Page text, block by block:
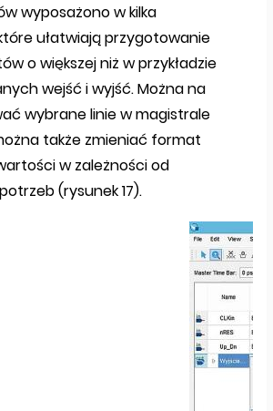
wyposażono w kilka
ułatwiają przygotowanie
o większej niż w przykładzie
wejść i wyjść. Można na
wybrane linie w magistrale
także zmieniać format
w zależności od
(rysunek 17).